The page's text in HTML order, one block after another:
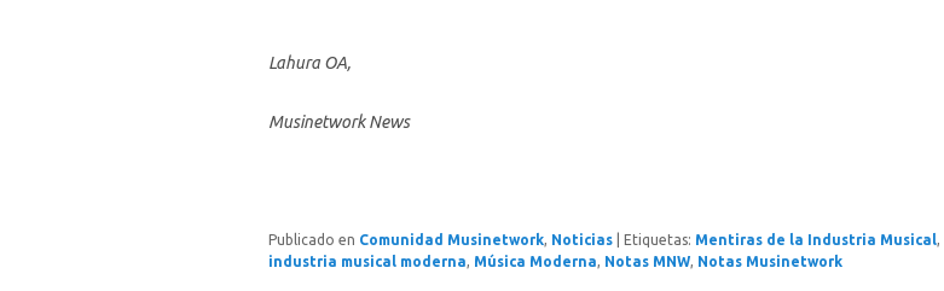
Lahura OA,
Musinetwork News
Publicado en Comunidad Musinetwork, Noticias Etiquetas: Mentiras de la Industria Musical,
industria musical moderna, Música Moderna, Notas MNW, Notas Musinetwork